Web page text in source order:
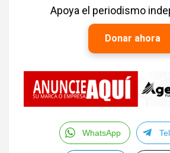
Apoya el periodismo
Donar ahora
WhatsApp